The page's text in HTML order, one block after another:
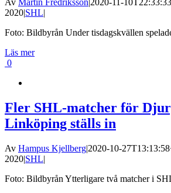
Av Martin Fredriksson|2020-11-
2020|SHL|
Foto: Bildbyrån Under tisdagskvällen
Läs mer
0
Fler SHL-matcher för
Linköping ställs in
Av Hampus Kjellberg|2020-10-
2020|SHL|
Foto: Bildbyrån Ytterligare två matcher i